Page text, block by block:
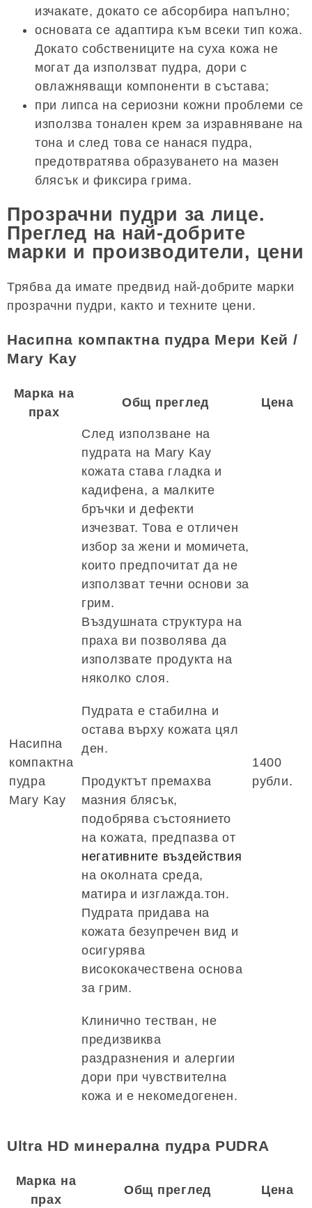
изчакате, докато се абсорбира напълно;
основата се адаптира към всеки тип кожа.
Докато собствениците на суха кожа не
могат да използват пудра, дори с
овлажняващи компоненти в състава;
при липса на сериозни кожни проблеми се
използва тонален крем за изравняване на
тона и след това се нанася пудра,
предотвратява образуването на мазен
блясък и фиксира грима.
Прозрачни пудри за лице.
Преглед на най-добрите
марки и производители, цени
Трябва да имате предвид най-добрите марки
прозрачни пудри, както и техните цени.
Насипна компактна пудра Мери Кей /
Mary Kay
Марка на
прах
Общ преглед Цена
Насипна
компактна
пудра
Mary Kay
След използване на
пудрата на Mary Kay
кожата става гладка и
кадифена, а малките
бръчки и дефекти
изчезват. Това е отличен
избор за жени и момичета,
които предпочитат да не
използват течни основи за
грим.
Въздушната структура на
праха ви позволява да
използвате продукта на
няколко слоя.
Пудрата е стабилна и
остава върху кожата цял
ден.
Продуктът премахва
мазния блясък,
подобрява състоянието
на кожата, предпазва от
негативните въздействия
на околната среда,
матира и изглажда.тон.
Пудрата придава на
кожата безупречен вид и
осигурява
висококачествена основа
за грим.
Клинично тестван, не
предизвиква
раздразнения и алергии
дори при чувствителна
кожа и е некомедогенен.
1400
рубли.
Ultra HD минерална пудра PUDRA
Марка на
прах
Общ преглед Цена